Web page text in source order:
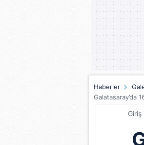
Haberler
Galatasaray’da